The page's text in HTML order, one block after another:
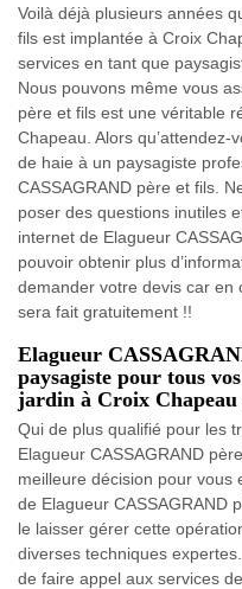
Voilà déjà plusieurs années
fils est implantée à Croix
services en tant que
Nous pouvons même vous
père et fils est une véritable
Chapeau. Alors
de haie à un paysagiste
CASSAGRAND père et fils.
poser des questions inutiles
internet de Elagueur
pouvoir obtenir plus
demander votre devis car en
sera fait gratuitement !!
Elagueur
paysagiste pour tous
jardin à Croix Chapeau
Qui de plus qualifié pour les
Elagueur CASSAGRAND
meilleure décision pour vous
de Elagueur CASSAGRAND
le laisser gérer cette
diverses techniques
de faire appel aux services